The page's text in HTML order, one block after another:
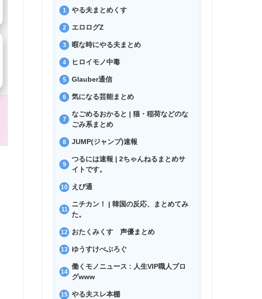
やる夫まとめくす
エロログZ
暇な時にやる夫まとめ
ヒロイモノ中毒
Glauber通信
気になる芸能まとめ
なごめるおかると | 猫・稲荷などのな
ごみ系まとめ
JUMP(ジャンプ)速報
つるには速報 | 2ちゃんねるまとめサ
イトです。
えび通
ニチカン！ | 韓国の反応、まとめてみ
た。
おたくみくす 声優まとめ
ゆうすけべぶろぐ
働くモノニュース : 人生VIP職人ブロ
グwww
やる夫スレ本棚